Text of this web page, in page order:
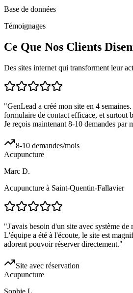
Base de données
Témoignages
Ce Que Nos Clients
Des sites internet qui transforment leur
"GenLead a créé mon site en 4
formulaire de contact efficace, et surtout
Je reçois maintenant 8-10 demandes par
8-10 demandes/mois
Acupuncture
Marc D.
Acupuncture à Saint-Quentin-Fallavier
"J'avais besoin d'un site avec système de
L'équipe a été à l'écoute, le site est
adorent pouvoir réserver directement."
Site avec réservation
Acupuncture